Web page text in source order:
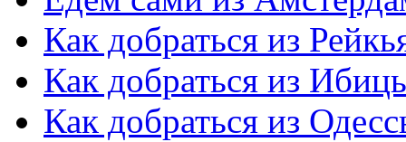
Как добраться из
Как добраться из
Как добраться из